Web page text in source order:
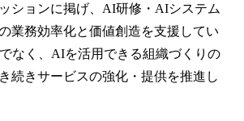
ションに掲げ、AI研修・AIシステム
業務効率化と価値創造を支援してい
なく、AIを活用できる組織づくりの
続きサービスの強化・提供を推進し